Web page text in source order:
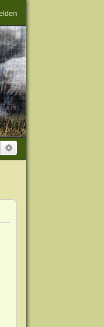
Suche